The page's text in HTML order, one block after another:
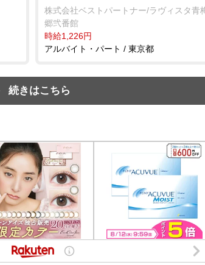
株式会社ベストパートナー/ラヴィスタ青
郷弐番館
時給1,226円
アルバイト・パート / 東京都
続きはこちら